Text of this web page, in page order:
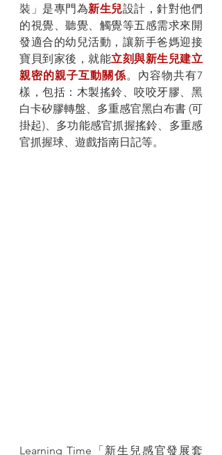
裝」是專門為新生兒設計，針對他們
的視覺、聽覺、觸覺等五感需求來開
發適合的幼兒活動，讓新手爸媽迎接
寶貝到家後，就能立刻與新生兒建立
親密的親子互動關係。內容物共有7
樣，包括：木製搖鈴、咬咬牙膠、黑
白卡矽膠轉盤、多重感官黑白布書 (可
掛起)、多功能感官抓握搖鈴、多重感
官抓握球、遊戲指南日記等。
Learning Time「新生兒感官發展套